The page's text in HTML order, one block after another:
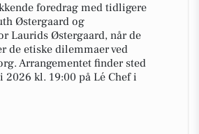
foredrag med tidligere
Østergaard og
Laurids Østergaard, når de
de etiske dilemmaer ved
Arrangementet finder sted
2026 kl. 19:00 på Lé Chef i